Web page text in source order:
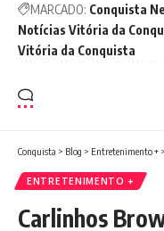
MARCADO: Conquista
Notícias Vitória da
Vitória da Conquista
Conquista > Blog > Entretenimento + >
ENTRETENIMENTO +
Carlinhos